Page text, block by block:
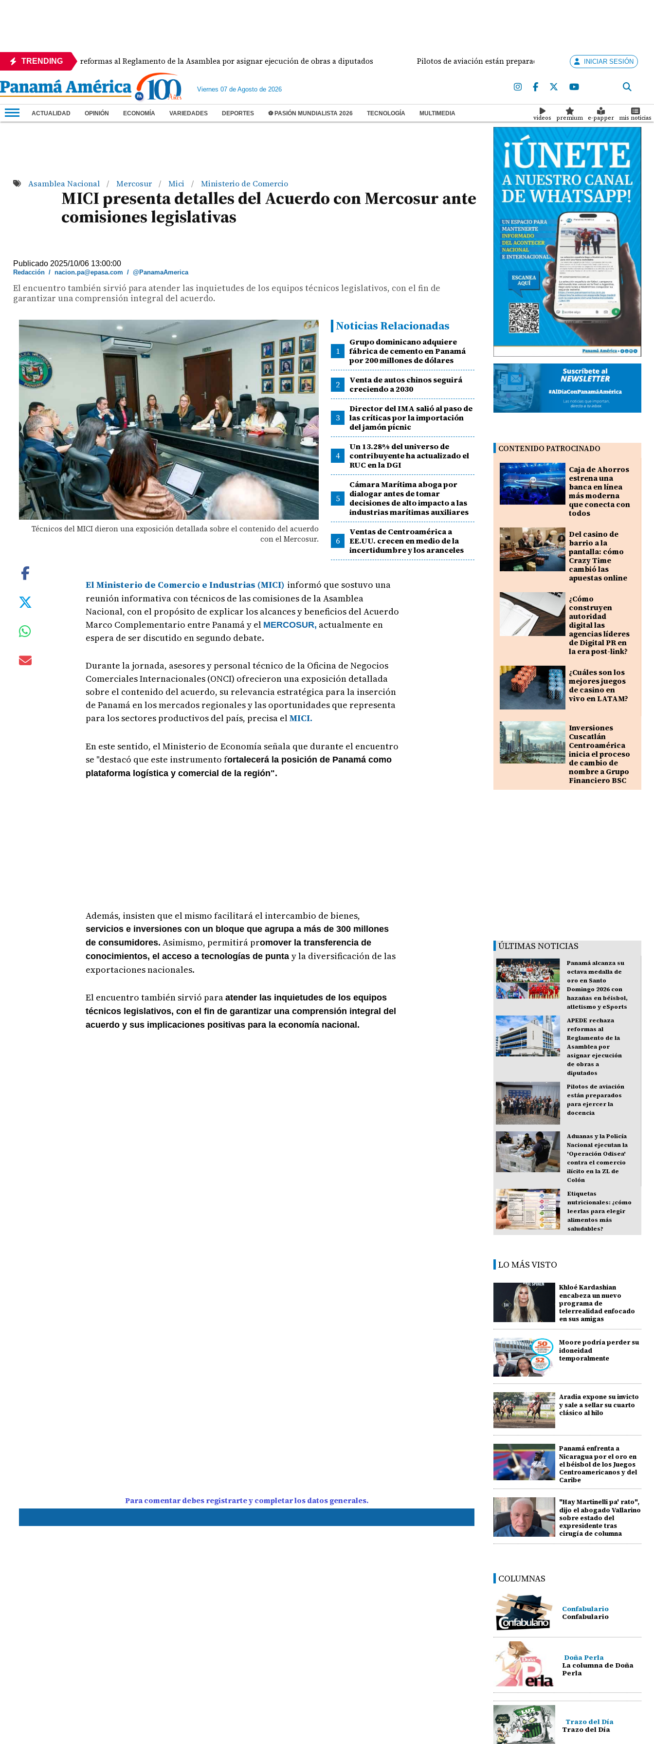
TRENDING
APEDE rechaza reformas al Reglamento de la Asamblea por asignar ejecución de obras a diputados Pilotos de aviación están preparados para ejercer la docenciaINICIAR SESIÓN
Viernes 07 de Agosto de 2026
ACTUALIDAD OPINIÓN ECONOMÍA VARIEDADES DEPORTES ⚽ PASIÓN MUNDIALISTA 2026 TECNOLOGÍA MULTIMEDIA
videos premium e-papper mis noticias
Asamblea Nacional / Mercosur / Mici / Ministerio de Comercio
MICI presenta detalles del Acuerdo con Mercosur ante
comisiones legislativas
Publicado 2025/10/06 13:00:00
Redacción /nacion.pa@epasa.com /@PanamaAmerica
El encuentro también sirvió para atender las inquietudes de los equipos técnicos legislativos, con el fin de
garantizar una comprensión integral del acuerdo.
Técnicos del MICI dieron una exposición detallada sobre el contenido del acuerdo
con el Mercosur.
Noticias Relacionadas
1
Grupo dominicano adquiere
fábrica de cemento en Panamá
por 200 millones de dólares
2
Venta de autos chinos seguirá
creciendo a 2030
3
Director del IMA salió al paso de
las críticas por la importación
del jamón pícnic
4
Un 13.28% del universo de
contribuyente ha actualizado el
RUC en la DGI
5
Cámara Marítima aboga por
dialogar antes de tomar
decisiones de alto impacto a las
industrias marítimas auxiliares
6
Ventas de Centroamérica a
EE.UU. crecen en medio de la
incertidumbre y los aranceles
El Ministerio de Comercio e Industrias (MICI) informó que sostuvo una
reunión informativa con técnicos de las comisiones de la Asamblea
Nacional, con el propósito de explicar los alcances y beneficios del Acuerdo
Marco Complementario entre Panamá y el MERCOSUR, actualmente en
espera de ser discutido en segundo debate.
Durante la jornada, asesores y personal técnico de la Oficina de Negocios
Comerciales Internacionales (ONCI) ofrecieron una exposición detallada
sobre el contenido del acuerdo, su relevancia estratégica para la inserción
de Panamá en los mercados regionales y las oportunidades que representa
para los sectores productivos del país, precisa elMICI.
En este sentido, el Ministerio de Economía señala que durante el encuentro
se "destacó que este instrumento fortalecerá la posición de Panamá como
plataforma logística y comercial de la región".
Además, insisten que el mismo facilitará el intercambio de bienes,
servicios e inversiones con un bloque que agrupa a más de 300 millones
de consumidores. Asimismo, permitirá promover la transferencia de
conocimientos, el acceso a tecnologías de punta y la diversificación de las
exportaciones nacionales.
El encuentro también sirvió para atender las inquietudes de los equipos
técnicos legislativos, con el fin de garantizar una comprensión integral del
acuerdo y sus implicaciones positivas para la economía nacional.
Para comentar debes registrarte y completar los datos generales.
CONTENIDO PATROCINADO
Caja de Ahorros
estrena una
banca en línea
más moderna
que conecta con
todos
Del casino de
barrio a la
pantalla: cómo
Crazy Time
cambió las
apuestas online
¿Cómo
construyen
autoridad
digital las
agencias líderes
de Digital PR en
la era post-link?
¿Cuáles son los
mejores juegos
de casino en
vivo en LATAM?
Inversiones
Cuscatlán
Centroamérica
inicia el proceso
de cambio de
nombre a Grupo
Financiero BSC
ÚLTIMAS NOTICIAS
Panamá alcanza su
octava medalla de
oro en Santo
Domingo 2026 con
hazañas en béisbol,
atletismo y eSports
APEDE rechaza
reformas al
Reglamento de la
Asamblea por
asignar ejecución
de obras a
diputados
Pilotos de aviación
están preparados
para ejercer la
docencia
Aduanas y la Policía
Nacional ejecutan la
'Operación Odisea'
contra el comercio
ilícito en la ZL de
Colón
Etiquetas
nutricionales: ¿cómo
leerlas para elegir
alimentos más
saludables?
LO MÁS VISTO
Khloé Kardashian
encabeza un nuevo
programa de
telerrealidad enfocado
en sus amigas
Moore podría perder su
idoneidad
temporalmente
Aradia expone su invicto
y sale a sellar su cuarto
clásico al hilo
Panamá enfrenta a
Nicaragua por el oro en
el béisbol de los Juegos
Centroamericanos y del
Caribe
"Hay Martinelli pa' rato",
dijo el abogado Vallarino
sobre estado del
expresidente tras
cirugía de columna
COLUMNAS
Confabulario
Confabulario
Doña Perla
La columna de Doña
Perla
Trazo del Día
Trazo del Día